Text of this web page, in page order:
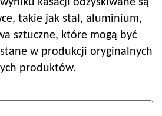
kasacji odzyskiwane są
takie jak stal, aluminium,
sztuczne, które mogą być
w produkcji oryginalnych
produktów.